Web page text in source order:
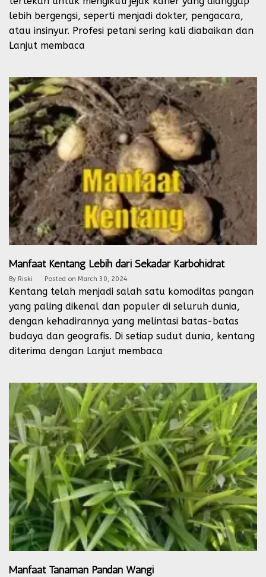
lebih bergengsi, seperti menjadi dokter, pengacara,
atau insinyur. Profesi petani sering kali diabaikan dan
Lanjut membaca
Manfaat Kentang Lebih dari Sekadar Karbohidrat
By Riski Posted on March 30, 2024
Kentang telah menjadi salah satu komoditas pangan
yang paling dikenal dan populer di seluruh dunia,
dengan kehadirannya yang melintasi batas-batas
budaya dan geografis. Di setiap sudut dunia, kentang
diterima dengan Lanjut membaca
Manfaat Tanaman Pandan Wangi